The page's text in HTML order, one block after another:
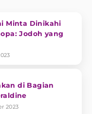
Minta Dinikahi
Jodoh yang
di Bagian
2023